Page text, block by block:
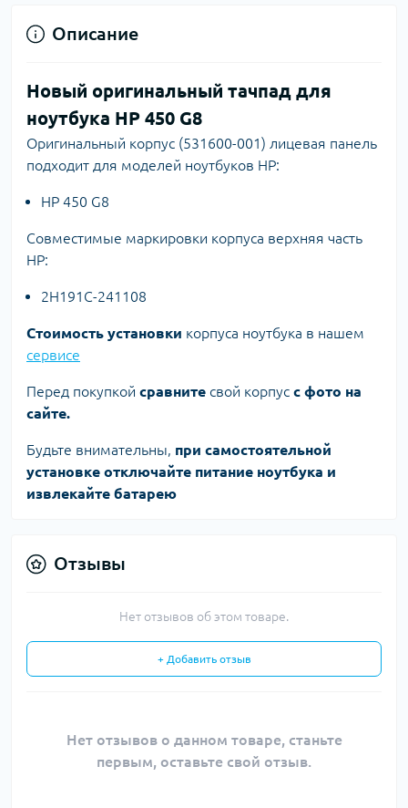
Описание
Новый оригинальный тачпад для
ноутбука HP 450 G8
Оригинальный корпус (531600-001) лицевая панель
подходит для моделей ноутбуков HP:
HP 450 G8
Совместимые маркировки корпуса верхняя часть
HP:
2H191C-241108
Стоимость установки корпуса ноутбука в нашем
сервисе
Перед покупкой сравните свой корпус с фото на
сайте.
Будьте внимательны, при самостоятельной
установке отключайте питание ноутбука и
извлекайте батарею
Отзывы
Нет отзывов об этом товаре.
+ Добавить отзыв
Нет отзывов о данном товаре, станьте
первым, оставьте свой отзыв.